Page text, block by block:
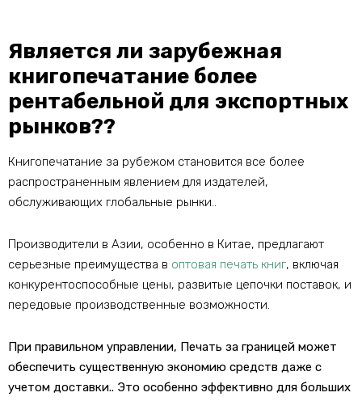
Является ли зарубежная
книгопечатание более
рентабельной для экспортных
рынков??
Книгопечатание за рубежом становится все более
распространенным явлением для издателей,
обслуживающих глобальные рынки..
Производители в Азии, особенно в Китае, предлагают
серьезные преимущества в оптовая печать книг, включая
конкурентоспособные цены, развитые цепочки поставок, и
передовые производственные возможности.
При правильном управлении, Печать за границей может
обеспечить существенную экономию средств даже с
учетом доставки.. Это особенно эффективно для больших